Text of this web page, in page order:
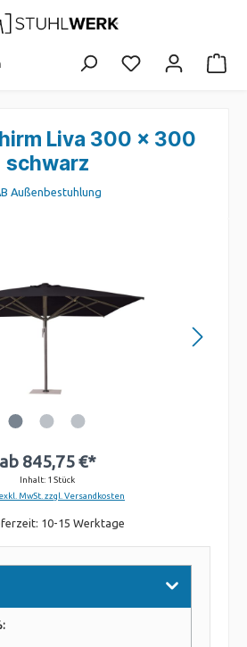
Liva 300 x 300
schwarz
Außenbestuhlung
ab 845,75 €*
Inhalt: 1 Stück
MwSt. zzgl. Versandkosten
10-15 Werktage